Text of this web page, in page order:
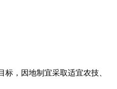
，因地制宜采取适宜农技、